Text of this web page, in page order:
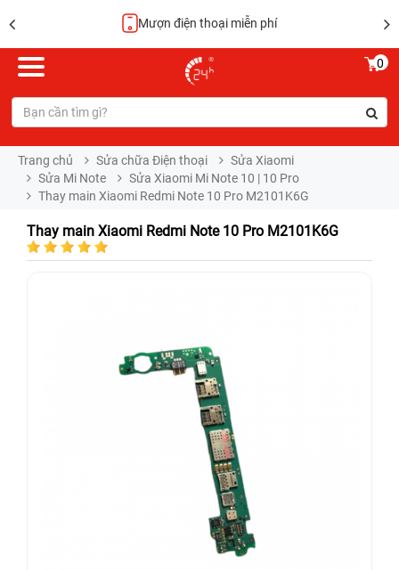
Hoàn tiền 100%
0
Trang chủ Sửa chữa Điện thoại
Sửa Xiaomi
Sửa Mi Note
Sửa Xiaomi Mi Note 10 | 10 Pro
Thay main Xiaomi Redmi Note 10 Pro M2101K6G
Thay main Xiaomi Redmi Note 10 Pro M2101K6G